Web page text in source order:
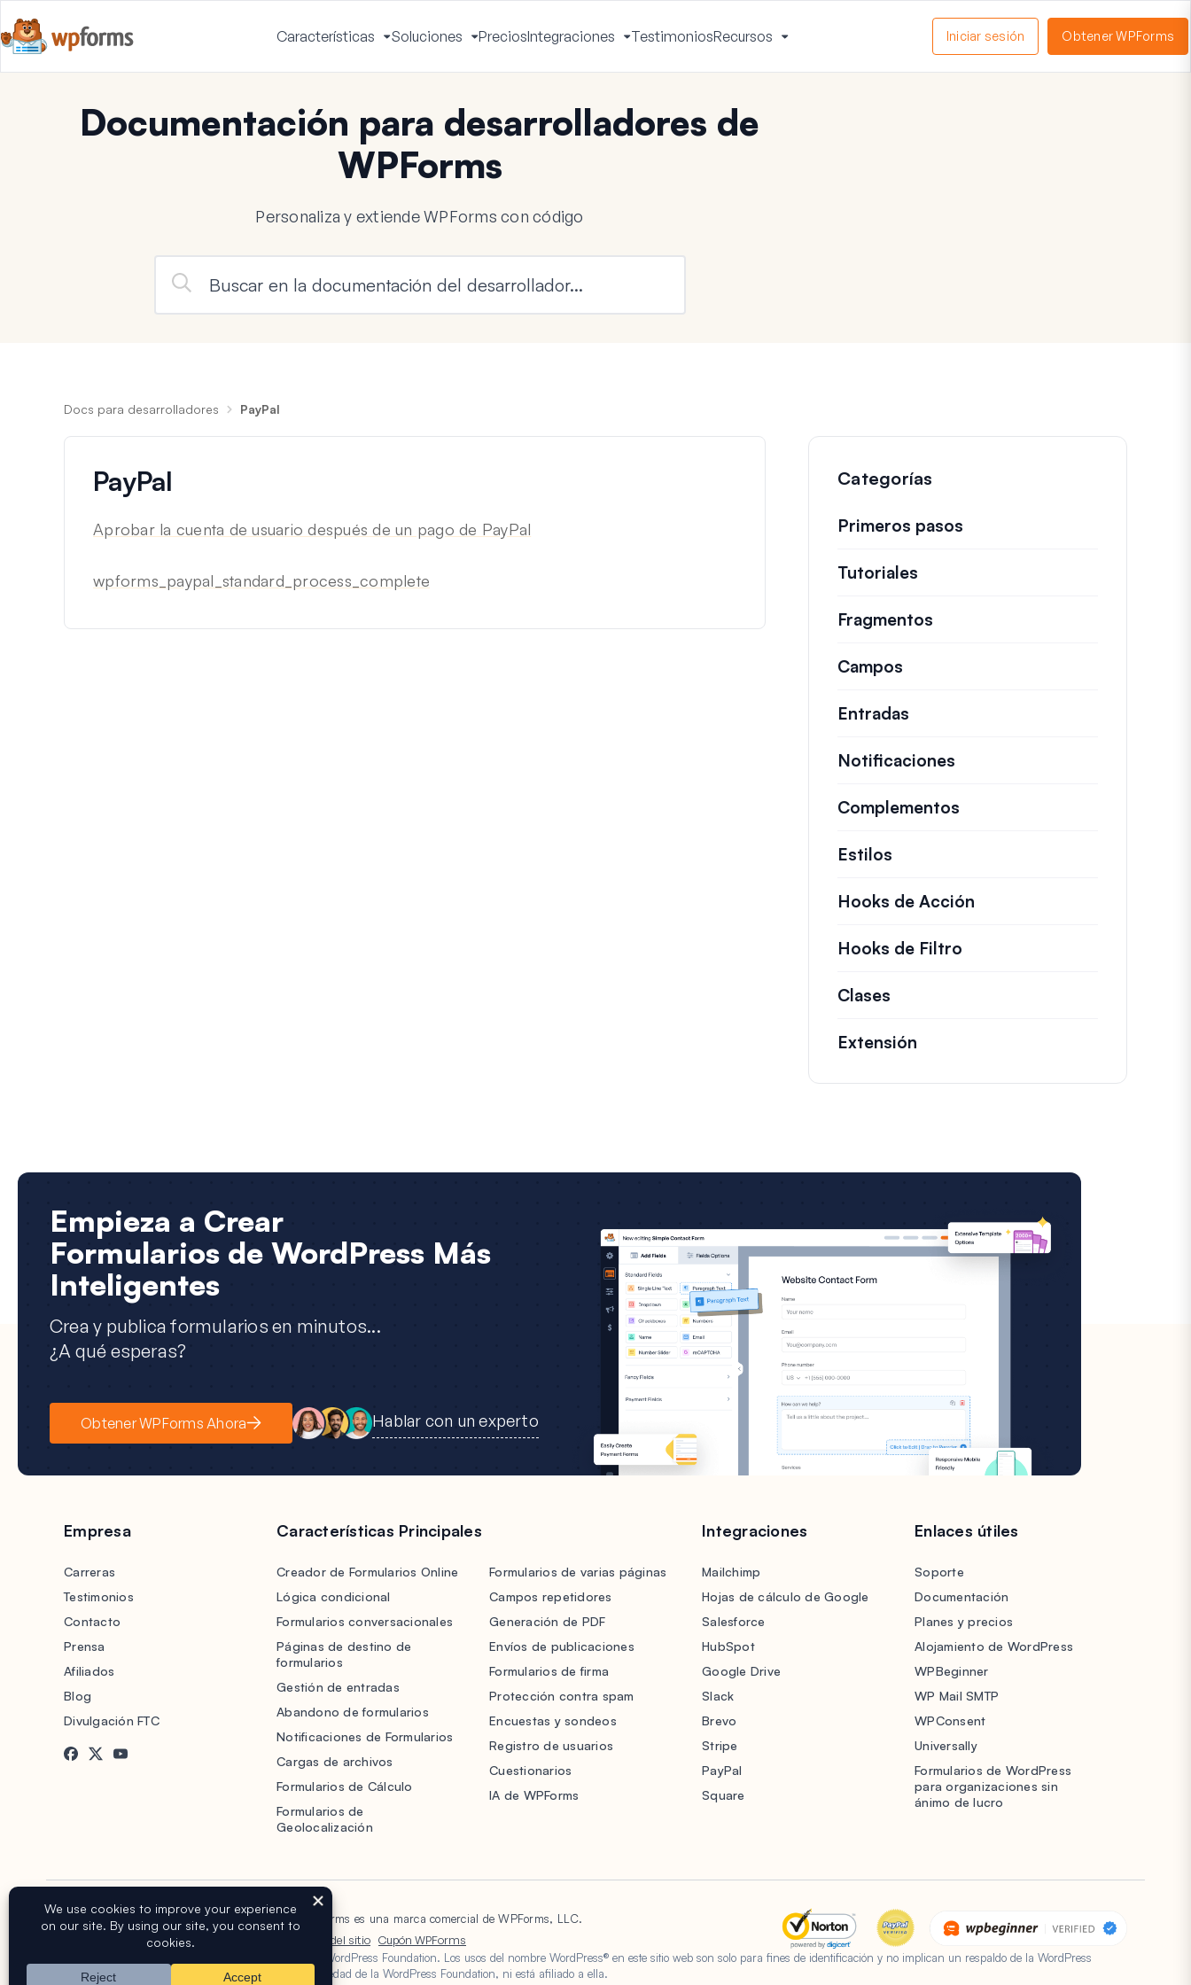
Características
Activar
menú
Soluciones
Activar
menú
PreciosIntegraciones
Activar
menú
TestimoniosRecursos
menú
Iniciar sesión Obtener WPForms
Documentación para desarrolladores de
WPForms
Personaliza y extiende WPForms con código
Docs para desarrolladores PayPal
PayPal
Aprobar la cuenta de usuario después de un pago de PayPal
wpforms_paypal_standard_process_complete
Categorías
Primeros pasos
Tutoriales
Fragmentos
Campos
Entradas
Notificaciones
Complementos
Estilos
Hooks de Acción
Hooks de Filtro
Clases
Extensión
Empieza a Crear
Formularios de WordPress Más
Inteligentes
Crea y publica formularios en minutos...
¿A qué esperas?
Obtener WPForms Ahora Hablar con un experto
Empresa
Carreras
Testimonios
Contacto
Prensa
Afiliados
Blog
Divulgación FTC
Características Principales
Creador de Formularios Online
Lógica condicional
Formularios conversacionales
Páginas de destino de
formularios
Gestión de entradas
Abandono de formularios
Notificaciones de Formularios
Cargas de archivos
Formularios de Cálculo
Formularios de
Geolocalización
Formularios de varias páginas
Campos repetidores
Generación de PDF
Envíos de publicaciones
Formularios de firma
Protección contra spam
Encuestas y sondeos
Registro de usuarios
Cuestionarios
IA de WPForms
Integraciones
Mailchimp
Hojas de cálculo de Google
Salesforce
HubSpot
Google Drive
Slack
Brevo
Stripe
PayPal
Square
Enlaces útiles
Soporte
Documentación
Planes y precios
Alojamiento de WordPress
WPBeginner
WP Mail SMTP
WPConsent
Universally
Formularios de WordPress
para organizaciones sin
ánimo de lucro
Copyright © 2016-2026 WPForms, LLC.
WPForms es una marca comercial de WPForms, LLC.
Términos de servicio Política de privacidad Mapa del sitio Cupón WPForms
La marca WordPress® es propiedad intelectual de la WordPress Foundation. Los usos del nombre WordPress® en este sitio web son solo para fines de identificación y no implican un respaldo de la WordPress
Foundation. WPForms no está respaldado ni es propiedad de la WordPress Foundation, ni está afiliado a ella.